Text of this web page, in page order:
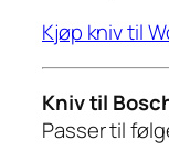
Kjøp kniv til
Kniv til
Passer til